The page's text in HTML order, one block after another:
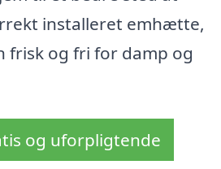
installeret emhætte,
frisk og fri for damp og
og uforpligtende